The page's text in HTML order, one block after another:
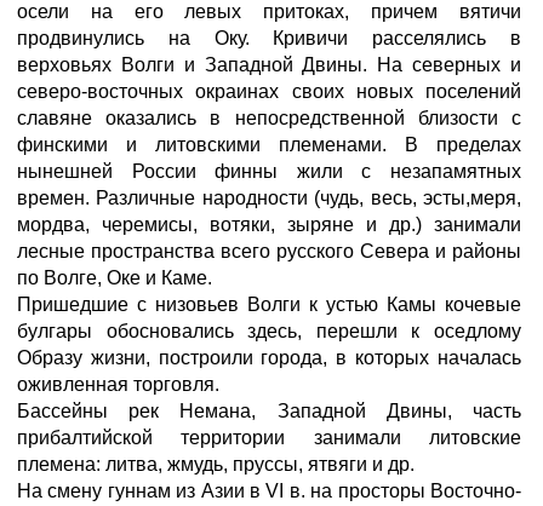
осели на его левых притоках, причем вятичи
продвинулись на Оку. Кривичи расселялись в
верховьях Волги и Западной Двины. На северных и
северо-восточных окраинах своих новых поселений
славяне оказались в непосредственной близости с
финскими и литовскими племенами. В пределах
нынешней России финны жили с незапамятных
времен. Различные народности (чудь, весь, эсты,меря,
мордва, черемисы, вотяки, зыряне и др.) занимали
лесные пространства всего русского Севера и районы
по Волге, Оке и Каме.
Пришедшие с низовьев Волги к устью Камы кочевые
булгары обосновались здесь, перешли к оседлому
Образу жизни, построили города, в которых началась
оживленная торговля.
Бассейны рек Немана, Западной Двины, часть
прибалтийской территории занимали литовские
племена: литва, жмудь, пруссы, ятвяги и др.
На смену гуннам из Азии в VI в. на просторы Восточно-